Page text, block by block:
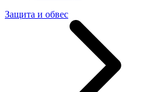
Защита и обвес